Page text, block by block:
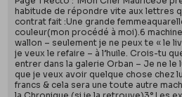
habitude de répondre vite aux lettres
contrat fait :Une grande
couleur(mon procédé à moi).6
wallon – seulement je ne peux te « le
je veux le refaire – à l’huile. Crois-tu
entrer dans la galerie Orban – Je ne le
que je veux avoir quelque chose chez
francs & cela sera une toute autre